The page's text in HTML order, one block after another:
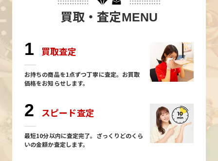
買取・査定MENU
1 買取査定
お持ちの商品を1点ずつ丁寧に査定。お買取
価格をお知らせします。
2 スピード査定
最短10分以内に査定完了。ざっくりどのくら
いの金額か査定します。